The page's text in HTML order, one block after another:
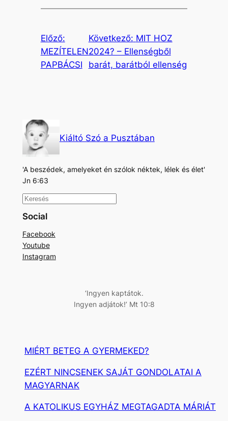
Előző:
MEZÍTELEN
PAPBÁCSI
Következő: MIT HOZ
2024? – Ellenségből
barát, barátból ellenség
Kiáltó Szó a Pusztában
'A beszédek, amelyeket én szólok néktek, lélek és élet'
Jn 6:63
K
e
e
s
Social
Facebook
Youtube
Instagram
‘Ingyen kaptátok.
Ingyen adjátok!’ Mt 10:8
MIÉRT BETEG A GYERMEKED?
EZÉRT NINCSENEK SAJÁT GONDOLATAI A
MAGYARNAK
A KATOLIKUS EGYHÁZ MEGTAGADTA MÁRIÁT